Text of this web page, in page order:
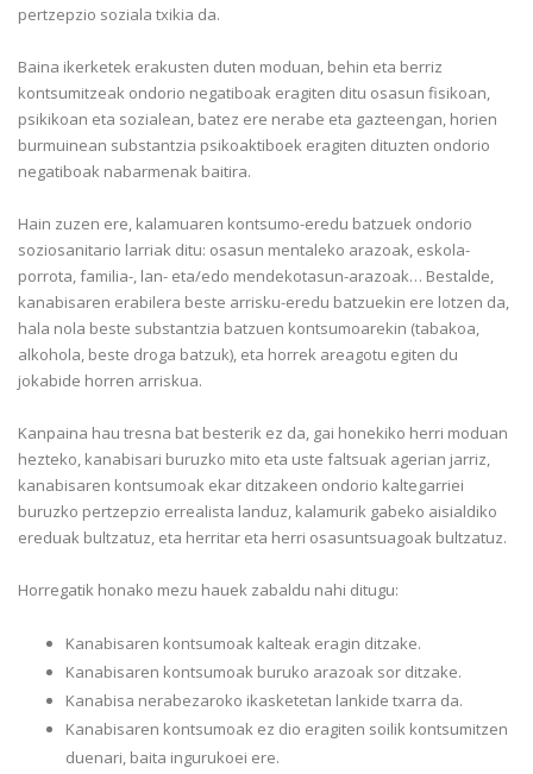
pertzepzio soziala txikia da.
Baina ikerketek erakusten duten moduan, behin eta berriz
kontsumitzeak ondorio negatiboak eragiten ditu osasun fisikoan,
psikikoan eta sozialean, batez ere nerabe eta gazteengan, horien
burmuinean substantzia psikoaktiboek eragiten dituzten ondorio
negatiboak nabarmenak baitira.
Hain zuzen ere, kalamuaren kontsumo-eredu batzuek ondorio
soziosanitario larriak ditu: osasun mentaleko arazoak, eskola-
porrota, familia-, lan- eta/edo mendekotasun-arazoak… Bestalde,
kanabisaren erabilera beste arrisku-eredu batzuekin ere lotzen da,
hala nola beste substantzia batzuen kontsumoarekin (tabakoa,
alkohola, beste droga batzuk), eta horrek areagotu egiten du
jokabide horren arriskua.
Kanpaina hau tresna bat besterik ez da, gai honekiko herri moduan
hezteko, kanabisari buruzko mito eta uste faltsuak agerian jarriz,
kanabisaren kontsumoak ekar ditzakeen ondorio kaltegarriei
buruzko pertzepzio errealista landuz, kalamurik gabeko aisialdiko
ereduak bultzatuz, eta herritar eta herri osasuntsuagoak bultzatuz.
Horregatik honako mezu hauek zabaldu nahi ditugu:
Kanabisaren kontsumoak kalteak eragin ditzake.
Kanabisaren kontsumoak buruko arazoak sor ditzake.
Kanabisa nerabezaroko ikasketetan lankide txarra da.
Kanabisaren kontsumoak ez dio eragiten soilik kontsumitzen
duenari, baita ingurukoei ere.